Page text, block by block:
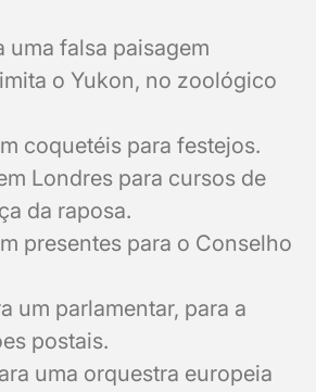
uma falsa paisagem
o Yukon, no zoológico
coquetéis para festejos.
Londres para cursos de
da raposa.
presentes para o Conselho
um parlamentar, para a
postais.
uma orquestra europeia